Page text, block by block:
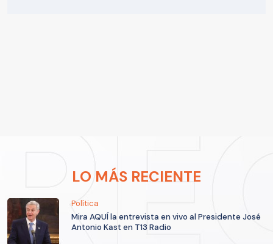
LO MÁS RECIENTE
Política
Mira AQUÍ la entrevista en vivo al Presidente José
Antonio Kast en T13 Radio